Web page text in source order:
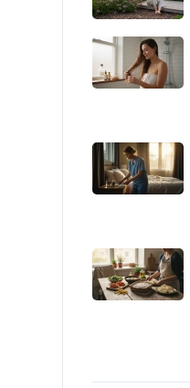
Bombus Raw protein
beans 50g